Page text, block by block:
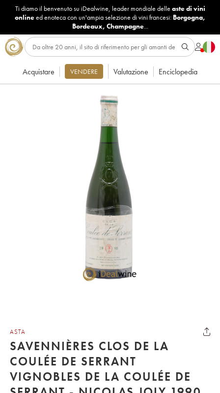
Ti diamo il benvenuto su iDealwine, leader mondiale delle aste di vini
onlineed enoteca con un'ampia selezione di vini francesi: Borgogna,
Bordeaux, Champagne...
Acquistare VENDERE Valutazione Enciclopedia
ASTA
SAVENNIÈRES CLOS DE LA
COULÉE DE SERRANT
VIGNOBLES DE LA COULÉE DE